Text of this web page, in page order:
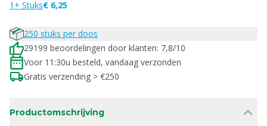
1+ Stuks€ 6,25
250 stuks per doos
29199 beoordelingen door klanten: 7,8/10
Voor 11:30u besteld, vandaag verzonden
Gratis verzending > €250
Productomschrijving